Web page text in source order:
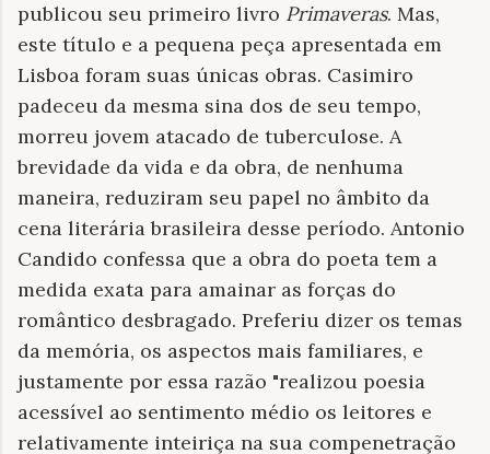
publicou seu primeiro livro Primaveras. Mas,
este título e a pequena peça apresentada em
Lisboa foram suas únicas obras. Casimiro
padeceu da mesma sina dos de seu tempo,
morreu jovem atacado de tuberculose. A
brevidade da vida e da obra, de nenhuma
maneira, reduziram seu papel no âmbito da
cena literária brasileira desse período. Antonio
Candido confessa que a obra do poeta tem a
medida exata para amainar as forças do
romântico desbragado. Preferiu dizer os temas
da memória, os aspectos mais familiares, e
justamente por essa razão "realizou poesia
acessível ao sentimento médio os leitores e
relativamente inteiriça na sua compenetração